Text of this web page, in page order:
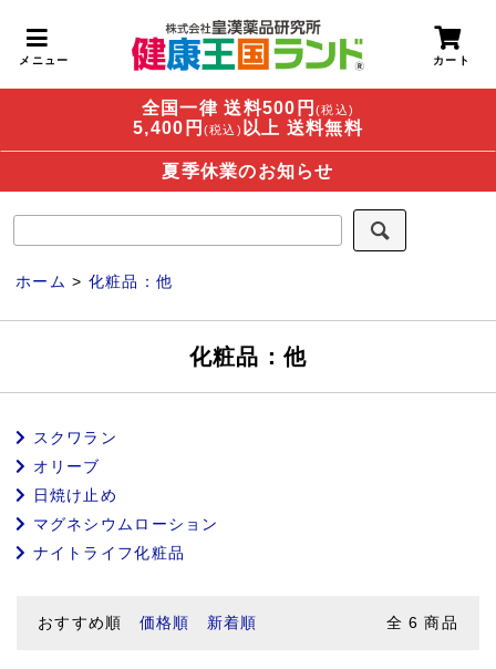
全国一律 送料500円 (税込)
5,400円 (税込) 以上 送料無料
夏季休業のお知らせ
ホーム > 化粧品：他
化粧品：他
スクワラン
オリーブ
日焼け止め
マグネシウムローション
ナイトライフ化粧品
おすすめ順 価格順 新着順 全 6 商品